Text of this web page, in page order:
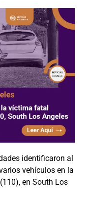
identificaron al
vehículos en la
en South Los